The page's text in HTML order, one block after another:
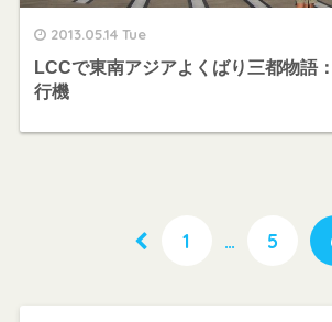
2013.05.14 Tue
LCCで東南アジアよくばり三都物語
行機
1 … 5